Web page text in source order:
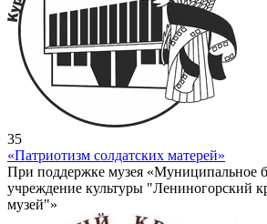
35
«Патриотизм солдатских матерей»
При поддержке музея «Муниципальное
учреждение культуры "Лениногорский
музей"»